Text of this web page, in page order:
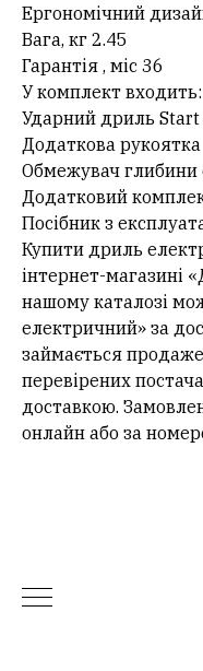
Ергономічний
Вага, кг 2.45
Гарантія , міс 36
У комплект входить:
Ударний дриль Start
Додаткова рукоятка
Обмежувач глибини
Додатковий
Посібник з
Купити дриль
інтернет-магазині
нашому каталозі
електричний» за
займається
перевірених
доставкою.
онлайн або за